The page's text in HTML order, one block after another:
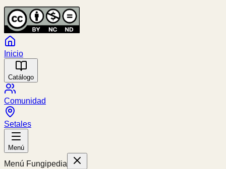
Inicio
Catálogo
Comunidad
Setales
Menú
Menú Fungipedia